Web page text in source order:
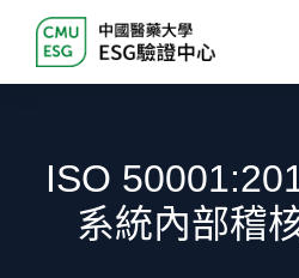
ISO
系統內部稽